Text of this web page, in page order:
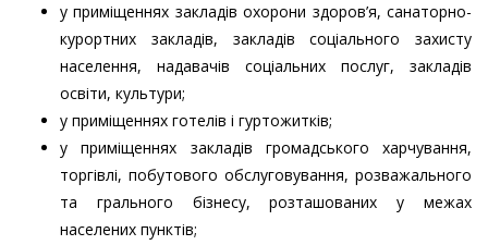
у приміщеннях закладів охорони здоров’я, санаторно-
курортних закладів, закладів соціального захисту
населення, надавачів соціальних послуг, закладів
освіти, культури;
у приміщеннях готелів і гуртожитків;
у приміщеннях закладів громадського харчування,
торгівлі, побутового обслуговування, розважального
та грального бізнесу, розташованих у межах
населених пунктів;